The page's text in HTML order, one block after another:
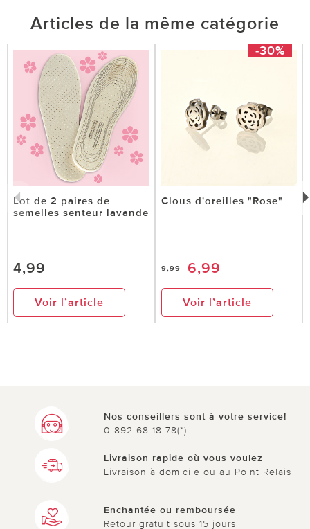
Articles de la même catégorie
Lot de 2 paires de
semelles senteur lavande
4,99
Voir l’article
-30%
Clous d'oreilles "Rose"
9,99 6,99
Voir l’article
Nos conseillers sont à votre service!
0 892 68 18 78(*)
Livraison rapide où vous voulez
Livraison à domicile ou au Point Relais
Enchantée ou remboursée
Retour gratuit sous 15 jours